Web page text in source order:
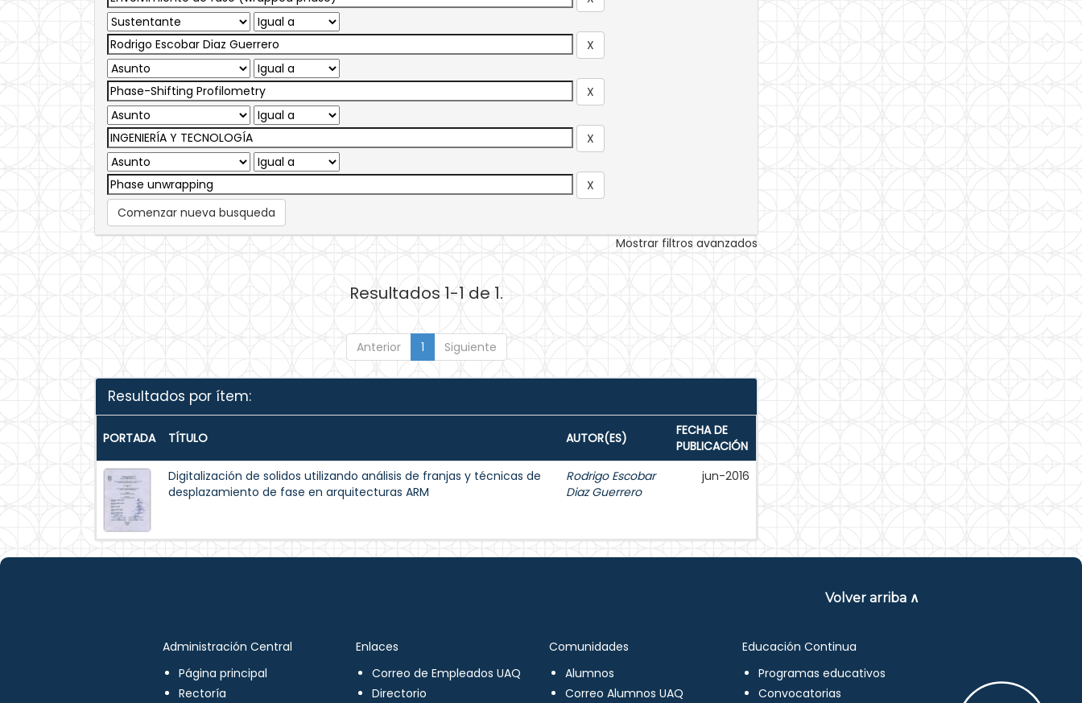
Comenzar nueva busqueda
Mostrar filtros avanzados
Resultados 1-1 de 1.
Anterior 1 Siguiente
Resultados por ítem:
PORTADA TÍTULO AUTOR(ES)
FECHA DE
PUBLICACIÓN
Digitalización de solidos utilizando análisis de franjas y técnicas de
desplazamiento de fase en arquitecturas ARM
Rodrigo Escobar
Diaz Guerrero
jun-2016
Volver arriba ∧
Administración Central
Página principal
Rectoría
Enlaces
Correo de Empleados UAQ
Directorio
Comunidades
Alumnos
Correo Alumnos UAQ
Educación Continua
Programas educativos
Convocatorias